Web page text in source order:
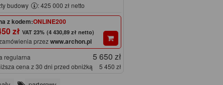
budowy
: 425 000 zł netto
z kodem:ONLINE200
zł (4 430,89 zł netto)
przezwww.archon.pl
regularna 5 650 zł
cena z 30 dni przed obniżką 5 450 zł